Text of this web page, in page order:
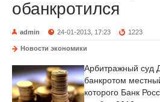
обанкротился
admin 24-01-2013, 17:23 1223
Новости экономики
Арбитражный суд
банкротом
которого Банк